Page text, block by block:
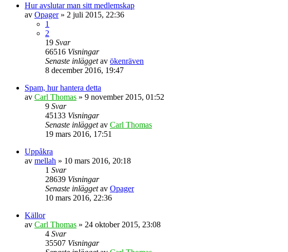
Hur avslutar man sitt medlemskap
av Opager» 2 juli 2015, 22:36
1
2
19 Svar
66516 Visningar
Senaste inläggetav ökenräven
8 december 2016, 19:47
Spam, hur hantera detta
av Carl Thomas » 9 november 2015, 01:52
9 Svar
45133 Visningar
Senaste inläggetav Carl Thomas
19 mars 2016, 17:51
Uppåkra
av mellah » 10 mars 2016, 20:18
1 Svar
28639 Visningar
Senaste inläggetav Opager
10 mars 2016, 22:36
Källor
av Carl Thomas » 24 oktober 2015, 23:08
4 Svar
35507 Visningar